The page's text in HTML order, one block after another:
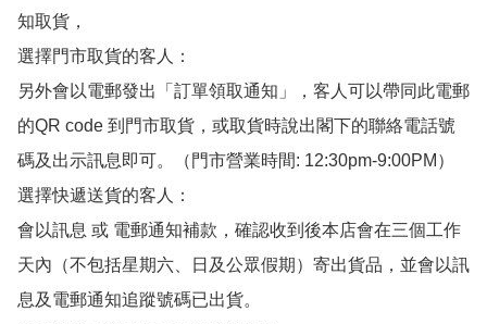
知取貨，
選擇門市取貨的客人：
另外會以電郵發出「訂單領取通知」，客人可以帶同此電郵
的QR code 到門市取貨，或取貨時說出閣下的聯絡電話號
碼及出示訊息即可。（門市營業時間: 12:30pm-9:00PM）
選擇快遞送貨的客人：
會以訊息 或 電郵通知補款，確認收到後本店會在三個工作
天內（不包括星期六、日及公眾假期）寄出貨品，並會以訊
息及電郵通知追蹤號碼已出貨。